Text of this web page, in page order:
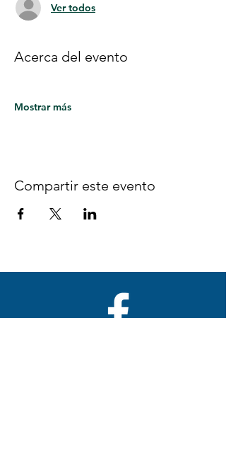
Ver todos
Acerca del evento
Mostrar más
Compartir este evento